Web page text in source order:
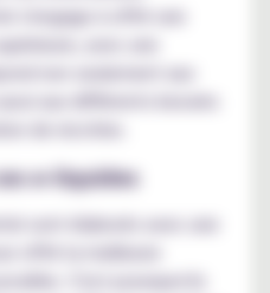
s'engage à offrir une
avec une
non seulement aux
aux différents besoins
e-liquides
sont élaborés avec une
C'est pourquoi ils